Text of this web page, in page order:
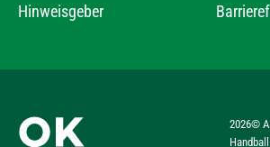
Hinweisgeber
2026©